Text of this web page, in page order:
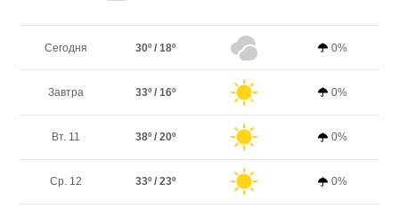
Сегодня 30º / 18º 0%
Завтра 33º / 16º 0%
Вт. 11 38º / 20º 0%
Ср. 12 33º / 23º 0%